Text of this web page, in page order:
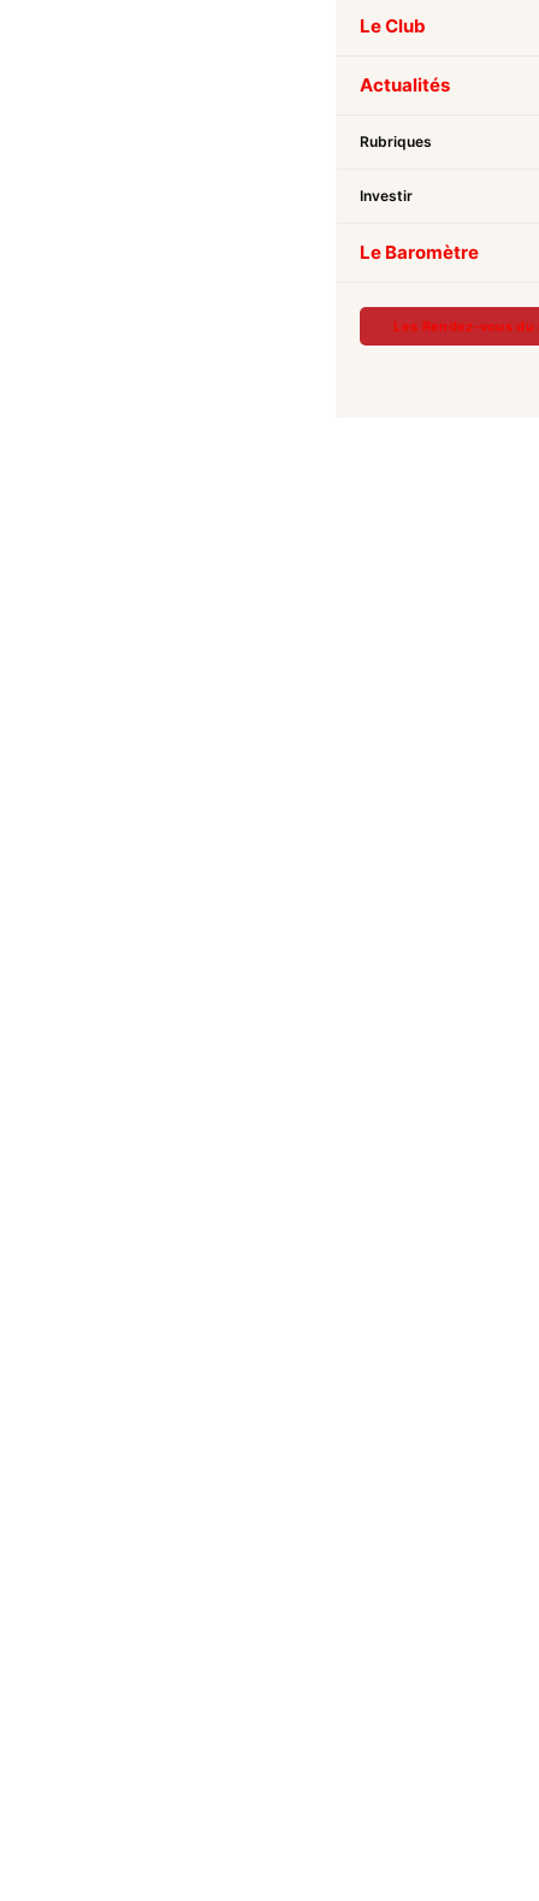
Le Club
Actualités
Rubriques
Investir
Le Baromètre
Les Rendez-vous